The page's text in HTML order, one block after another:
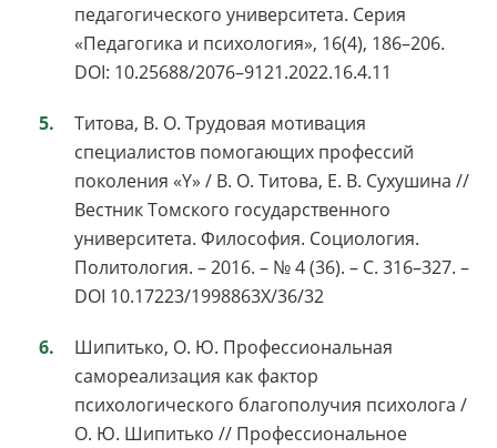
педагогического университета. Серия
«Педагогика и психология», 16(4), 186–206.
DOI: 10.25688/2076–9121.2022.16.4.11
Титова, В. О. Трудовая мотивация
специалистов помогающих профессий
поколения «Y» / В. О. Титова, Е. В. Сухушина //
Вестник Томского государственного
университета. Философия. Социология.
Политология. – 2016. – № 4 (36). – С. 316–327. –
DOI 10.17223/1998863X/36/32
Шипитько, О. Ю. Профессиональная
самореализация как фактор
психологического благополучия психолога /
О. Ю. Шипитько // Профессиональное